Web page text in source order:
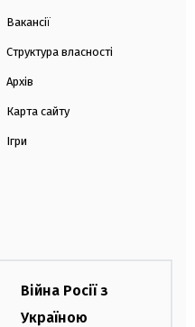
Вакансії
Структура власності
Архів
Карта сайту
Ігри
Війна Росії з
Україною